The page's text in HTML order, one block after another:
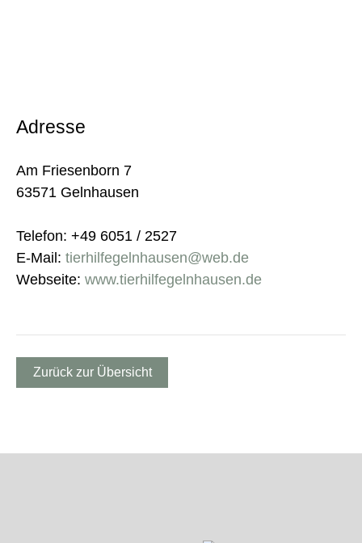
Adresse
Am Friesenborn 7
63571 Gelnhausen
Telefon: +49 6051 / 2527
E-Mail: tierhilfegelnhausen@web.de
Webseite: www.tierhilfegelnhausen.de
Zurück zur Übersicht